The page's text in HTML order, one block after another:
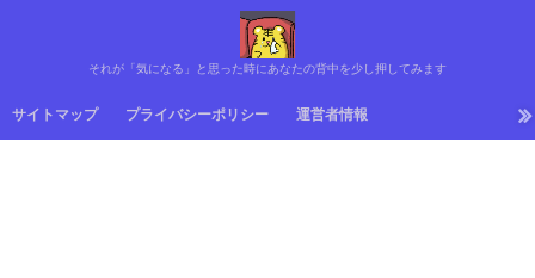
それが「気になる」と思った時にあなたの背中を少し押してみます
サイトマップ プライバシーポリシー 運営者情報